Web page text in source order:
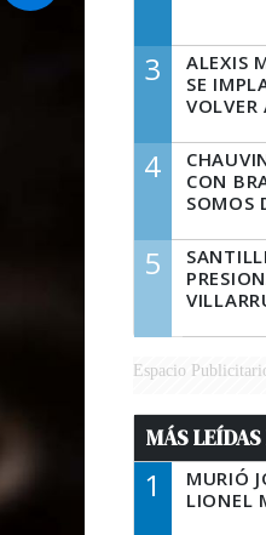
3
ALEXIS
SE
4
CON
SOMOS
5
Espacio
MÁS
1
MURIÓ
LIONEL